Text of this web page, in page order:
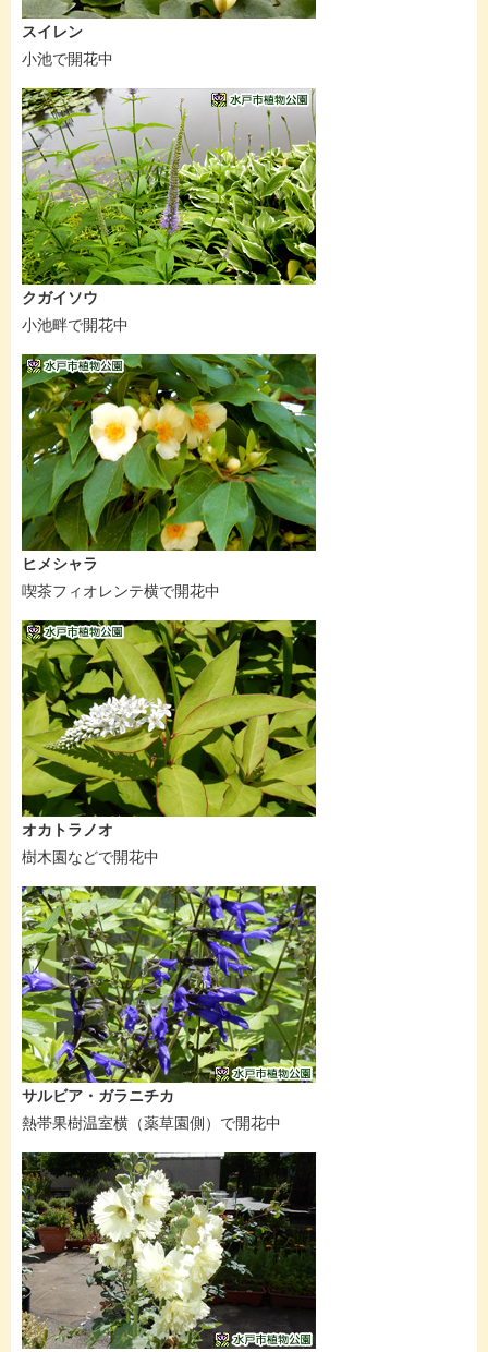
スイレン
小池で開花中
クガイソウ
小池畔で開花中
ヒメシャラ
喫茶フィオレンテ横で開花中
オカトラノオ
樹木園などで開花中
サルビア・ガラニチカ
熱帯果樹温室横（薬草園側）で開花中